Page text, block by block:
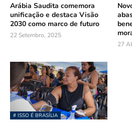
Arábia Saudita comemora
unificação e destaca Visão
2030 como marco de futuro
22 Setembro, 2025
27
# ISSO É BRASÍLIA